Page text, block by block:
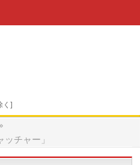
く]のヒント
»
チャー」